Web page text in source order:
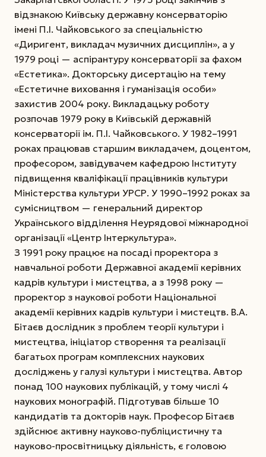
відзнакою Київську державну консерваторію
імені П.І. Чайковського за спеціальністю
«Диригент, викладач музичних дисциплін», а у
1979 році — аспірантуру консерваторії за фахом
«Естетика». Докторську дисертацію на тему
«Естетичне виховання і гуманізація особи»
захистив 2004 року. Викладацьку роботу
розпочав 1979 року в Київській державній
консерваторії ім. П.І. Чайковського. У 1982–1991
роках працював старшим викладачем, доцентом,
професором, завідувачем кафедрою Інституту
підвищення кваліфікації працівників культури
Міністерства культури УРСР. У 1990–1992 роках за
сумісництвом — генеральний директор
Українського відділення Неурядової міжнародної
організації «Центр Інтеркультура».
З 1991 року працює на посаді проректора з
навчальної роботи Державної академії керівних
кадрів культури і мистецтва, а з 1998 року —
проректор з наукової роботи Національної
академії керівних кадрів культури і мистецтв. В.А.
Бітаєв дослідник з проблем теорії культури і
мистецтва, ініціатор створення та реалізації
багатьох програм комплексних наукових
досліджень у галузі культури і мистецтва. Автор
понад 100 наукових публікацій, у тому числі 4
наукових монографій. Підготував більше 10
кандидатів та докторів наук. Професор Бітаєв
здійснює активну науково-публіцистичну та
науково-просвітницьку діяльність, є головою